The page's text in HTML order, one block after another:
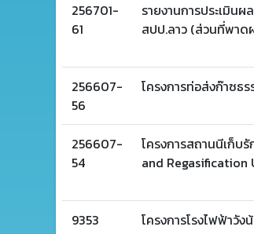
256701-
61
รายงานการประเมิน
สปป.ลาว (ส่วนที่พา
256607-
56
โครงการท่อส่งก๊าซธ
256607-
54
โครงการสถานนีเก็บ
and Regasification
9353 โครงการโรงไฟฟ้าวั